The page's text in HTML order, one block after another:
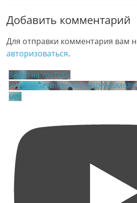
Добавить комментарий
Для отправки комментария вам
авторизоваться.
Видео на YouTube
UZZ